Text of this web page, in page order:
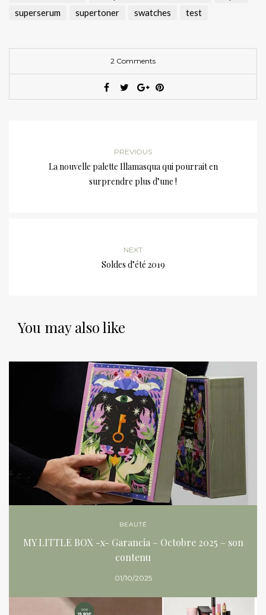
superserum
supertoner swatches test
2 Comments
PREVIOUS
La nouvelle palette Illamasqua qui pourrait en
surprendre plus d’une !
NEXT
Soldes d’été 2019
You may also like
BEAUTÉ
MY LITTLE BOX -x- Garancia – Octobre 2025 – son
contenu
01/10/2025